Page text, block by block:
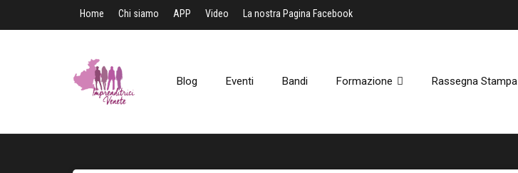
Home Chi siamo APP Video La nostra Pagina Facebook
Blog Eventi Bandi Formazione Rassegna Stampa